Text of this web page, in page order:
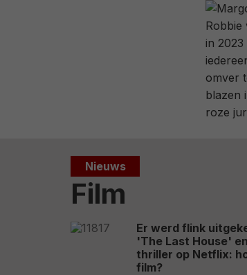
Nieuws
Film
Er werd flink
'The Last House'
thriller op Netflix:
film?